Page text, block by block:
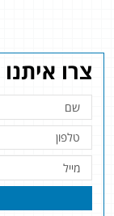
צרו